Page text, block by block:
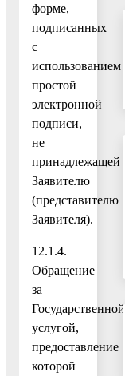
форме,
подписанных
с
использованием
простой
электронной
подписи,
не
принадлежащей
Заявителю
(представителю
Заявителя).
12.1.4.
Обращение
за
Государственной
услугой,
предоставление
которой